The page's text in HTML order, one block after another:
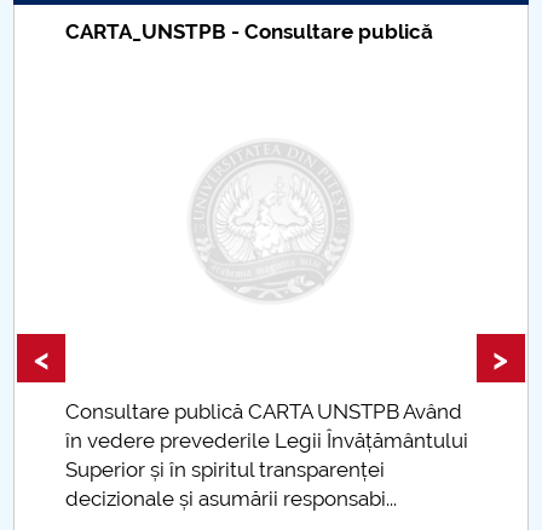
Protecția datelor personale
IOSUD/CSUD-Doctorate
Comisie de etica unversitară
Accesibilitate pentru studenții cu dizabilități
Raportul Conducerii Centrului Universitar Pitești
privind implementarea Planului Operațional 2020-
CARTA_UNSTPB - Consultare publică
Consultare publică CARTA UNSTPB Având
în vedere prevederile Legii Învățământului
Superior și în spiritul transparenței
decizionale și asumării responsabi...
< >